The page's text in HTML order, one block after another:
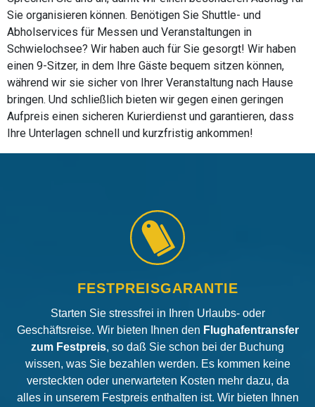
Sie organisieren können. Benötigen Sie Shuttle- und
Abholservices für Messen und Veranstaltungen in
Schwielochsee? Wir haben auch für Sie gesorgt! Wir haben
einen 9-Sitzer, in dem Ihre Gäste bequem sitzen können,
während wir sie sicher von Ihrer Veranstaltung nach Hause
bringen. Und schließlich bieten wir gegen einen geringen
Aufpreis einen sicheren Kurierdienst und garantieren, dass
Ihre Unterlagen schnell und kurzfristig ankommen!
FESTPREISGARANTIE
Starten Sie stressfrei in Ihren Urlaubs- oder
Geschäftsreise. Wir bieten Ihnen den Flughafentransfer
zum Festpreis, so daß Sie schon bei der Buchung
wissen, was Sie bezahlen werden. Es kommen keine
versteckten oder unerwarteten Kosten mehr dazu, da
alles in unserem Festpreis enthalten ist. Wir bieten Ihnen